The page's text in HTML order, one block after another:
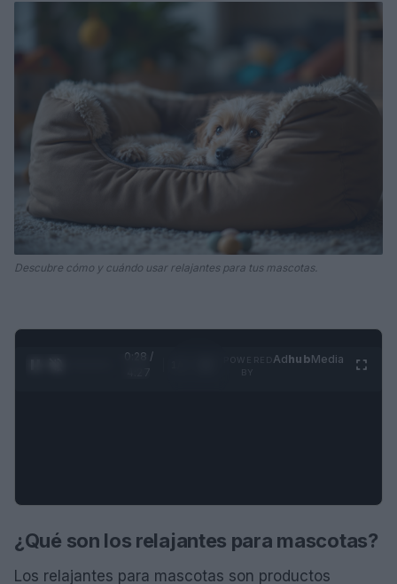
Descubre cómo y cuándo usar relajantes para tus mascotas.
0:28 /
AdhubMedia
¿Qué son los relajantes para mascotas?
Los relajantes para mascotas son productos